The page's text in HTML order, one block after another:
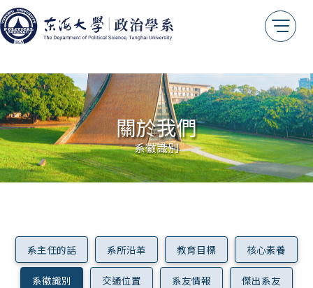
關於我們
系主任的話
系所沿革
教育目標
核心素養
系徽識別
傑出系友
關於我們
系徽識別
系主任的話 系所沿革 教育目標 核心素養
系徽識別 交通位置 系友情報 傑出系友